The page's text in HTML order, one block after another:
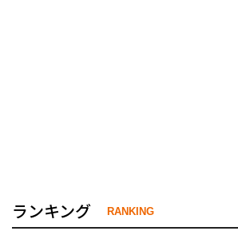
ランキング RANKING